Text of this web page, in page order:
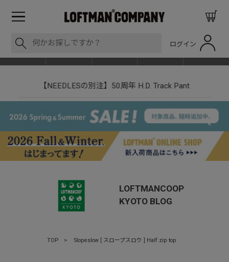
ログイン
【NEEDLESの別注】50周年 H.D. Track Pant
LOFTMANCOOP
KYOTOBLOG
TOP > Slopeslow [ スロープスロウ ] Half zip top